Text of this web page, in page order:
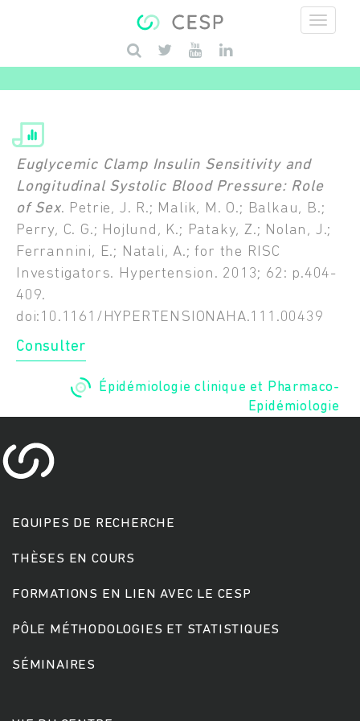
Saisissez vos mots-clés
Euglycemic Clamp Insulin Sensitivity and
Longitudinal Systolic Blood Pressure: Role
of Sex. Petrie, J. R.; Malik, M. O.; Balkau, B.;
Perry, C. G.; Hojlund, K.; Pataky, Z.; Nolan, J.;
Ferrannini, E.; Natali, A.; for the RISC
Investigators. Hypertension. 2013; 62: p.404-
409.
doi:10.1161/HYPERTENSIONAHA.111.00439
Consulter
Épidémiologie clinique et Pharmaco-
Epidémiologie
EQUIPES DE RECHERCHE
THÈSES EN COURS
FORMATIONS EN LIEN AVEC LE CESP
PÔLE MÉTHODOLOGIES ET STATISTIQUES
SÉMINAIRES